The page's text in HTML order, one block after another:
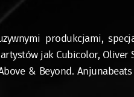
produkcjami,
jak Cubicolor, Oliver
& Beyond.